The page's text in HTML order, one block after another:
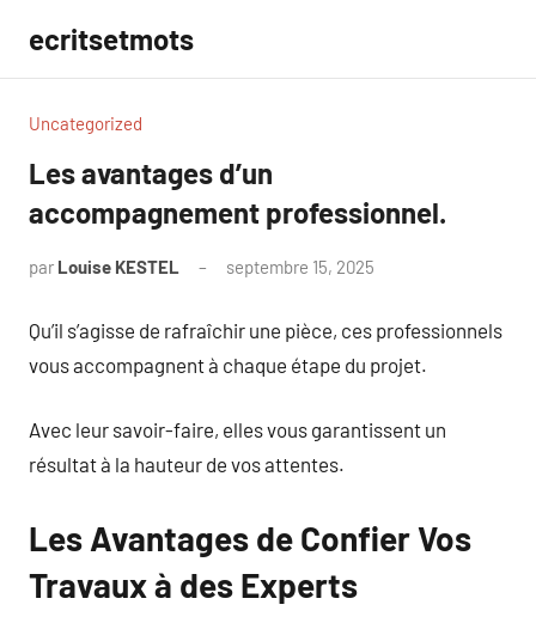
contenu
ecritsetmots
Uncategorized
Les avantages d’un
accompagnement professionnel.
par Louise KESTEL septembre 15, 2025
Qu’il s’agisse de rafraîchir une pièce, ces professionnels
vous accompagnent à chaque étape du projet.
Avec leur savoir-faire, elles vous garantissent un
résultat à la hauteur de vos attentes.
Les Avantages de Confier Vos
Travaux à des Experts